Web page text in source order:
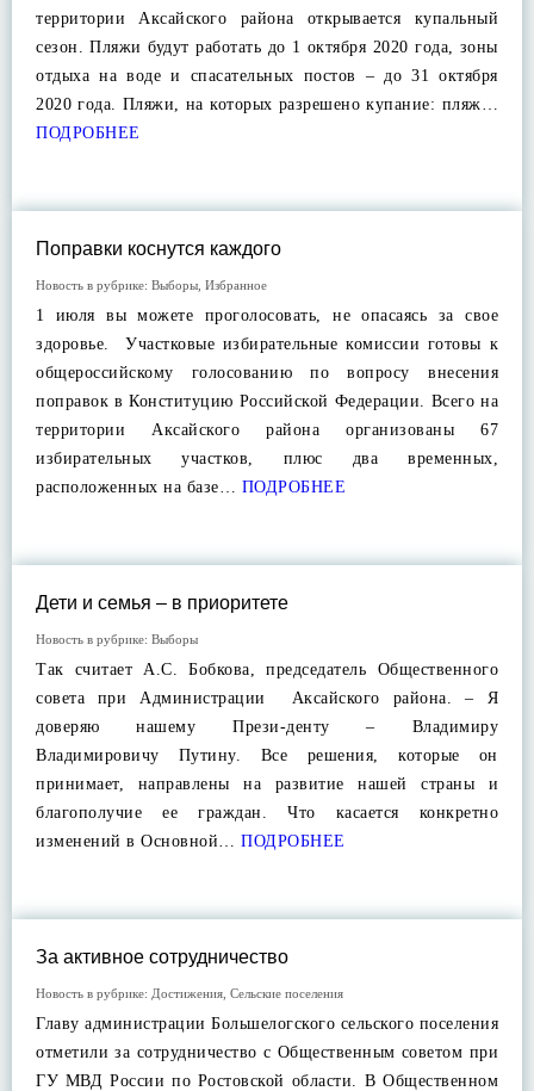
территории Аксайского района открывается купальный
сезон. Пляжи будут работать до 1 октября 2020 года, зоны
отдыха на воде и спасательных постов – до 31 октября
2020 года. Пляжи, на которых разрешено купание: пляж…
ПОДРОБНЕЕ
Поправки коснутся каждого
Новость в рубрике: Выборы Избранное
1 июля вы можете проголосовать, не опасаясь за свое
здоровье. Участковые избирательные комиссии готовы к
общероссийскому голосованию по вопросу внесения
поправок в Конституцию Российской Федерации. Всего на
территории Аксайского района организованы 67
избирательных участков, плюс два временных,
расположенных на базе… ПОДРОБНЕЕ
Дети и семья – в приоритете
Новость в рубрике: Выборы
Так считает А.С. Бобкова, председатель Общественного
совета при Администрации Аксайского района. – Я
доверяю нашему Прези-денту – Владимиру
Владимировичу Путину. Все решения, которые он
принимает, направлены на развитие нашей страны и
благополучие ее граждан. Что касается конкретно
изменений в Основной… ПОДРОБНЕЕ
За активное сотрудничество
Новость в рубрике: Достижения Сельские поселения
Главу администрации Большелогского сельского поселения
отметили за сотрудничество с Общественным советом при
ГУ МВД России по Ростовской области. В Общественном